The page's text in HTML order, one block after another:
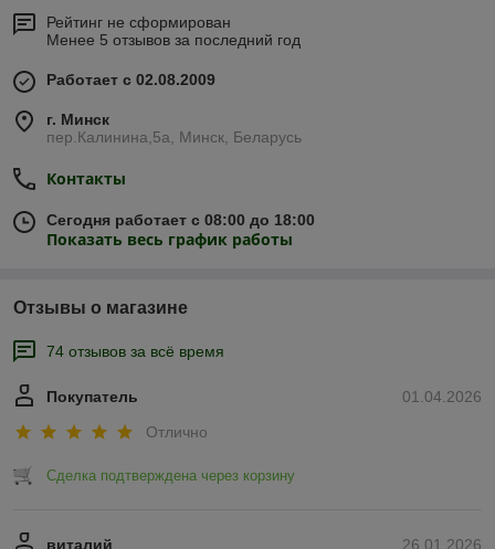
Рейтинг не сформирован
Менее 5 отзывов за последний год
Работает с 02.08.2009
г. Минск
пер.Калинина,5а, Минск, Беларусь
Контакты
Сегодня работает с 08:00 до 18:00
Показать весь график работы
Отзывы о магазине
74 отзывов за всё время
01.04.2026
Покупатель
Отлично
Сделка подтверждена через корзину
26.01.2026
виталий